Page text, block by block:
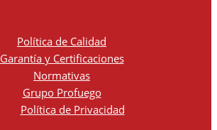
Política de Calidad
Garantía y Certificaciones
Normativas
Grupo Profuego
Política de Privacidad